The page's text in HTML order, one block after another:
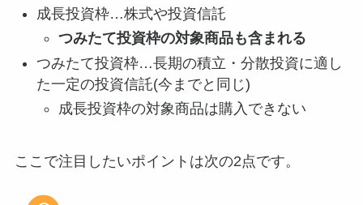
成長投資枠…株式や投資信託
つみたて投資枠の対象商品も含まれる
つみたて投資枠…長期の積立・分散投資に適し
た一定の投資信託(今までと同じ)
成長投資枠の対象商品は購入できない
ここで注目したいポイントは次の2点です。